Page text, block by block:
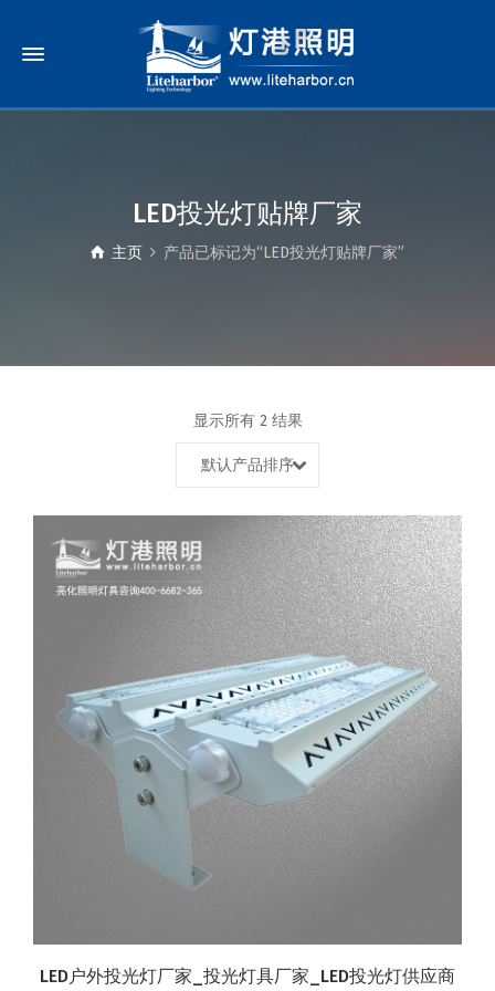
LED投光灯贴牌厂家
主页 产品已标记为“LED投光灯贴牌厂家”
显示所有 2 结果
默认产品排序
LED户外投光灯厂家_投光灯具厂家_LED投光灯供应商